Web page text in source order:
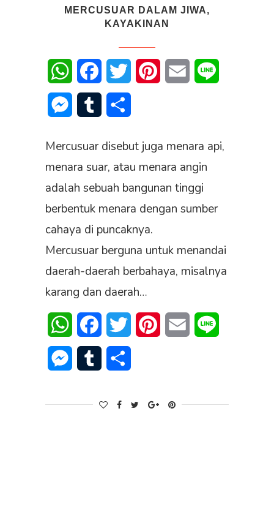
MERCUSUAR DALAM JIWA,
KAYAKINAN
WhatsAppFacebookTwitter PinterestEmail
Messenger
Tumblr
Mercusuar disebut juga menara api,
menara suar, atau menara angin
adalah sebuah bangunan tinggi
berbentuk menara dengan sumber
cahaya di puncaknya.
Mercusuar berguna untuk menandai
daerah-daerah berbahaya, misalnya
karang dan daerah…
WhatsAppFacebookTwitter PinterestEmail
Messenger
Tumblr